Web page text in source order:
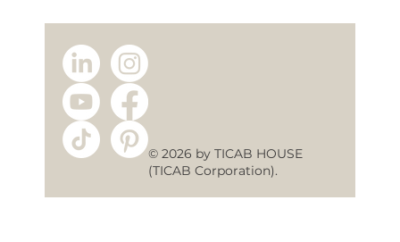
Dlaczego Warto Kupić Dom
Bezpośrednio od TICAB House?
© 2026 by TICAB HOUSE
(TICAB Corporation).